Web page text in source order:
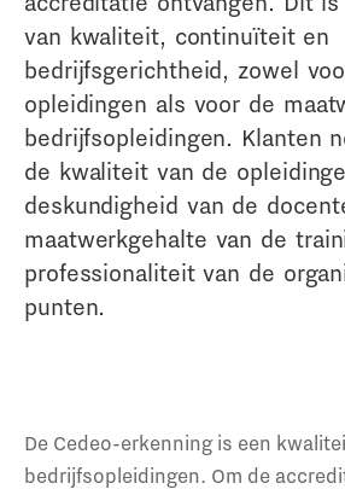
van kwaliteit, continuïteit en
bedrijfsgerichtheid, zowel
opleidingen als voor de
bedrijfsopleidingen. Klanten
de kwaliteit van de
deskundigheid van de
maatwerkgehalte van de
professionaliteit van de
punten.
De Cedeo-erkenning is een
bedrijfsopleidingen. Om de